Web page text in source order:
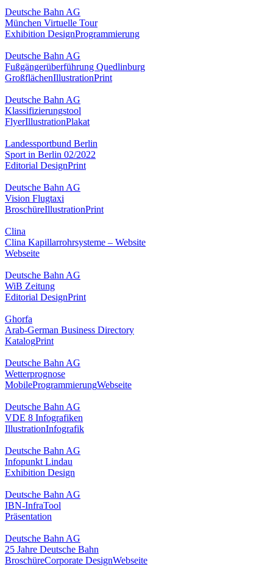
Deutsche Bahn AG
München Virtuelle Tour
Exhibition DesignProgrammierung
Deutsche Bahn AG
Fußgängerüberführung Quedlinburg
GroßflächenIllustrationPrint
Deutsche Bahn AG
Klassifizierungstool
FlyerIllustrationPlakat
Landessportbund Berlin
Sport in Berlin 02/2022
Editorial DesignPrint
Deutsche Bahn AG
Vision Flugtaxi
BroschüreIllustrationPrint
Clina
Clina Kapillarrohrsysteme – Website
Webseite
Deutsche Bahn AG
WiB Zeitung
Editorial DesignPrint
Ghorfa
Arab-German Business Directory
KatalogPrint
Deutsche Bahn AG
Wetterprognose
MobileProgrammierungWebseite
Deutsche Bahn AG
VDE 8 Infografiken
IllustrationInfografik
Deutsche Bahn AG
Infopunkt Lindau
Exhibition Design
Deutsche Bahn AG
IBN-InfraTool
Präsentation
Deutsche Bahn AG
25 Jahre Deutsche Bahn
BroschüreCorporate DesignWebseite